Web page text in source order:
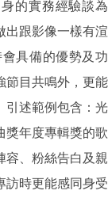
的實務經驗談為
跟影像一樣有渲
具備的優勢及功
節目共鳴外，更能
引述範例包含：光
獎年度專輯獎的歌
容、粉絲告白及親
訪時更能感同身受